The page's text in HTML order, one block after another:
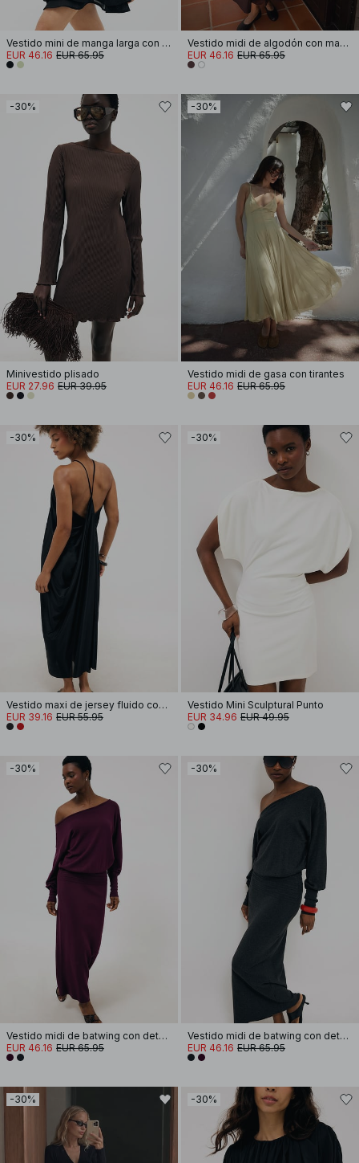
Vestido mini de manga larga con abertura gota de agua
EUR 46.16 EUR 65.95
Vestido midi de algodón con mangas cortas y plisados
EUR 46.16 EUR 65.95
-30%
Minivestido plisado
EUR 27.96 EUR 39.95
-30%
Vestido midi de gasa con tirantes
EUR 46.16 EUR 65.95
-30%
Vestido maxi de jersey fluido con drapeado
EUR 39.16 EUR 55.95
-30%
Vestido Mini Sculptural Punto
EUR 34.96 EUR 49.95
-30%
Vestido midi de batwing con detalle de costura
EUR 46.16 EUR 65.95
-30%
Vestido midi de batwing con detalle de costura
EUR 46.16 EUR 65.95
-30% -30%